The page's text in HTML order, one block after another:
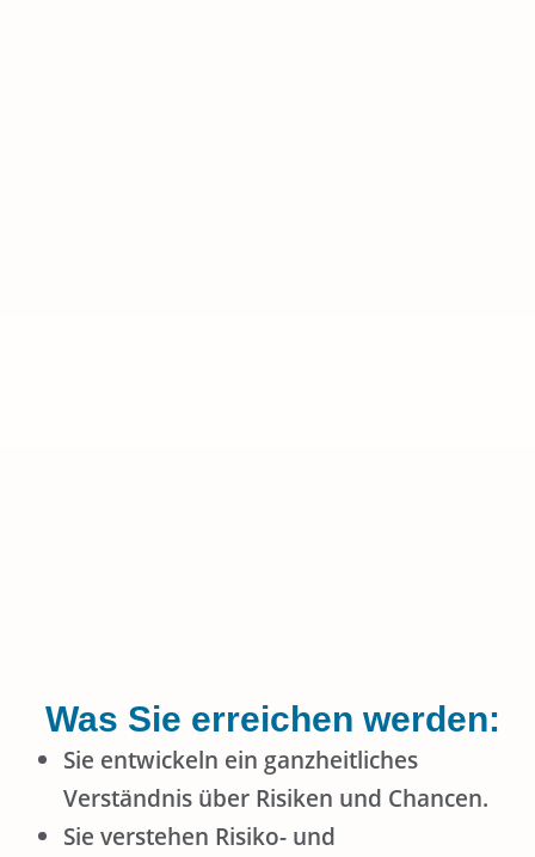
Was Sie erreichen werden:
Sie entwickeln ein ganzheitliches
Verständnis über Risiken und Chancen.
Sie verstehen Risiko- und